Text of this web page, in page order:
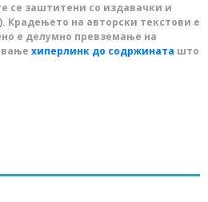
се заштитени со издавачки и
Крадењето на авторски текстови е
е делумно превземање на
хиперлинк до содржината што